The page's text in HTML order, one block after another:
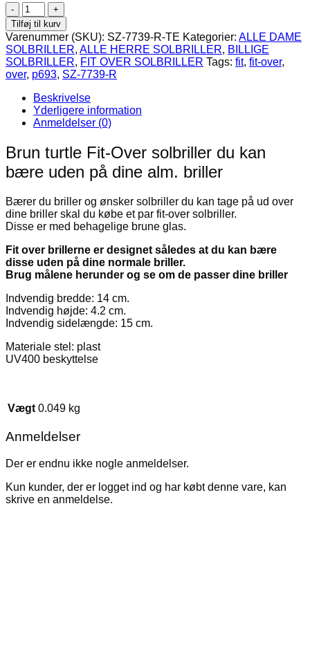
Brun
turtle
Fit-
Over
Solbriller
-
Brune
glas
-
Granada
antal
Tilføj til kurv
Varenummer (SKU): SZ-7739-R-TE Kategorier: ALLE DAME
SOLBRILLER, ALLE HERRE SOLBRILLER, BILLIGE
SOLBRILLER, FIT OVER SOLBRILLER Tags: fit, fit-over,
over, p693, SZ-7739-R
Beskrivelse
Yderligere information
Anmeldelser (0)
Brun turtle Fit-Over solbriller du kan
bære uden på dine alm. briller
Bærer du briller og ønsker solbriller du kan tage på ud over
dine briller skal du købe et par fit-over solbriller.
Disse er med behagelige brune glas.
Fit over brillerne er designet således at du kan bære
disse uden på dine normale briller.
Brug målene herunder og se om de passer dine briller
Indvendig bredde: 14 cm.
Indvendig højde: 4.2 cm.
Indvendig sidelængde: 15 cm.
Materiale stel: plast
UV400 beskyttelse
Vægt 0.049 kg
Anmeldelser
Der er endnu ikke nogle anmeldelser.
Kun kunder, der er logget ind og har købt denne vare, kan
skrive en anmeldelse.